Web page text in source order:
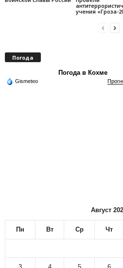
учения «Гроза-
Погода
Погода в Кохме
Gismeteo
Август
Пн Вт Ср Чт